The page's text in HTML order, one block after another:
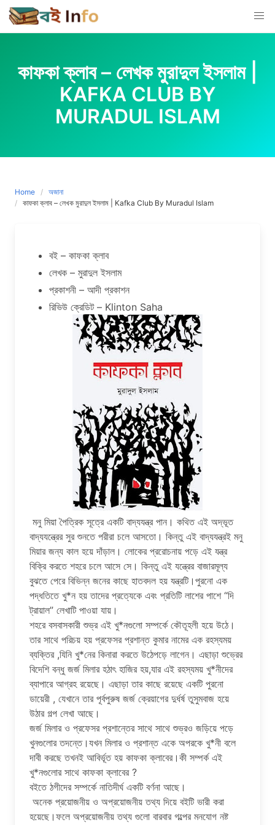
Skip
to
content
কাফকা ক্লাব – লেখক মুরাদুল ইসলাম |
KAFKA CLUB BY
MURADUL ISLAM
Home
অজানা
কাফকা ক্লাব – লেখক মুরাদুল ইসলাম | Kafka Club By Muradul Islam
বই – কাফকা ক্লাব
লেখক – মুরাদুল ইসলাম
প্রকাশনী – আদী প্রকাশন
রিভিউ ক্রেডিট – Klinton Saha
মনু মিয়া পৈত্রিক সূত্রে একটি বাদ্যযন্ত্র পান। কথিত এই অদ্ভূত
বাদ্যযন্ত্রের সুর শুনতে পরীরা চলে আসতো। কিন্তু এই বাদ্যযন্ত্রই মনু
মিয়ার জন্য কাল হয়ে দাঁড়াল। লোকের প্ররোচনায় পড়ে এই যন্ত্র
বিক্রি করতে শহরে চলে আসে সে। কিন্তু এই যন্ত্রের বাজারমূল্য
বুঝতে পেরে বিভিন্ন জনের কাছে হাতবদল হয় যন্ত্রটি।পুরনো এক
পদ্ধতিতে খু*ন হয় তাদের প্রত্যেকে এবং প্রতিটি লাশের পাশে “দি
ট্রায়াল” লেখাটি পাওয়া যায়।
শহরে বসবাসকারী শুভ্র এই খু*নগুলো সম্পর্কে কৌতূহলী হয়ে উঠে।
তার সাথে পরিচয় হয় প্রফেসর প্রশান্ত কুমার নামের এক রহস্যময়
ব্যক্তির ,যিনি খু*নের কিনারা করতে উঠেপড়ে লাগেন। এছাড়া শুভ্রের
বিদেশি বন্ধু জর্জ মিলার হঠাৎ হাজির হয়,যার এই রহস্যময় খু*নীদের
ব্যাপারে আগ্রহ রয়েছে। এছাড়া তার কাছে রয়েছে একটি পুরনো
ডায়েরী , যেখানে তার পূর্বপুরুষ জর্জ ক্রেয়াগের দুর্ধর্ষ তুসুমবাজ হয়ে
উঠার গল্প লেখা আছে।
জর্জ মিলার ও প্রফেসর প্রশান্তের সাথে সাথে শুভ্রও জড়িয়ে পড়ে
খুনগুলোর তদন্তে।যখন মিলার ও প্রশান্ত একে অপরকে খু*নী বলে
দাবী করছে তখনই আবির্ভূত হয় কাফকা ক্লাবের।কী সম্পর্ক এই
খু*নগুলোর সাথে কাফকা ক্লাবের ?
বইতে ঠগীদের সম্পর্কে নাতিদীর্ঘ একটি বর্ণনা আছে।
অনেক প্রয়োজনীয় ও অপ্রয়োজনীয় তথ্য দিয়ে বইটি ভারী করা
হয়েছে।ফলে অপ্রয়োজনীয় তথ্য গুলো বারবার গল্পের মনযোগ নষ্ট